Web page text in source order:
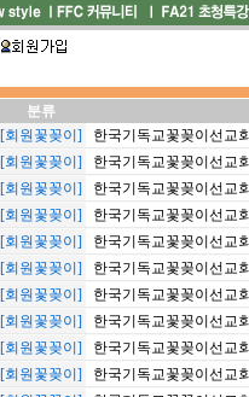
분류
[회원꽃꽂이] 한국기독교꽃꽂이선교
[회원꽃꽂이] 한국기독교꽃꽂이선교
[회원꽃꽂이] 한국기독교꽃꽂이선교
[회원꽃꽂이] 한국기독교꽃꽂이선교
[회원꽃꽂이] 한국기독교꽃꽂이선교
[회원꽃꽂이] 한국기독교꽃꽂이선교
[회원꽃꽂이] 한국기독교꽃꽂이선교
[회원꽃꽂이] 한국기독교꽃꽂이선교
[회원꽃꽂이] 한국기독교꽃꽂이선교
[회원꽃꽂이] 한국기독교꽃꽂이선교